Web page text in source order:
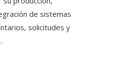
de sistemas
solicitudes y